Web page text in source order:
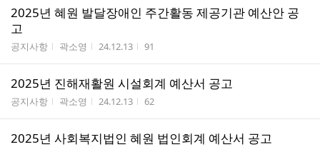
2025년 혜원 발달장애인 주간활동 제공기관 예산안 공
고
게시판명
공지사항 작성자
곽소영 작성시간
24.12.13 조회수
91
2025년 진해재활원 시설회계 예산서 공고
게시판명
공지사항 작성자
곽소영 작성시간
24.12.13 조회수
62
2025년 사회복지법인 혜원 법인회계 예산서 공고